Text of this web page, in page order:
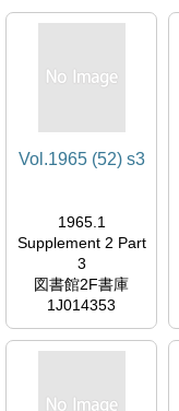
Vol.1965 (52) s3
1965.1
Supplement 2 Part
3
図書館2F書庫
1J014353